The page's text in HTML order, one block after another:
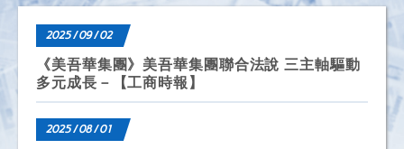
2025 / 09 / 02
《美吾華集團》美吾華集團聯合法說 三主軸驅動
多元成長－【工商時報】
2025 / 08 / 01